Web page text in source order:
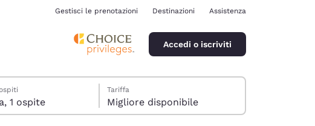
Gestisci le prenotazioni Destinazioni Assistenza
Accedi o iscriviti
1 camera, 1 ospite
Tariffa
Migliore disponibile